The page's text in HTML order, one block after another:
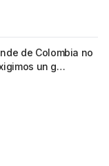
de Colombia no
un g…